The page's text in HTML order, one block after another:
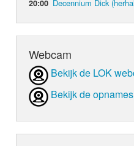
20:00 Decennium Dick
Webcam
Bekijk de LOK
Bekijk de